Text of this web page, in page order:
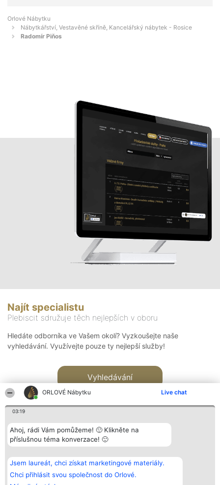
ORLOVÉ Nábytku Live chat
03:19
Ahoj, rádi Vám pomůžeme! 🙂 Klikněte na
příslušnou téma konverzace! 🙂
Jsem laureát, chci získat marketingové materiály.
Chci přihlásit svou společnost do Orlové.
Orlové Nábytku
Nábytkářství, Vestavěné skříně, Kancelářský nábytek - Rosice
Radomír Piňos
Najít specialistu
Plebiscit sdružuje těch nejlepších v oboru
Hledáte odborníka ve Vašem okolí? Vyzkoušejte naše
vyhledávání. Využívejte pouze ty nejlepší služby!
Vyhledávání
Bright Side Solutions sp. z o.
o. sp. k.
ul. Ruska 22
Wrocław 50-079
Vítězové
Seznam všech
laureátů
Zásady
Kontakt